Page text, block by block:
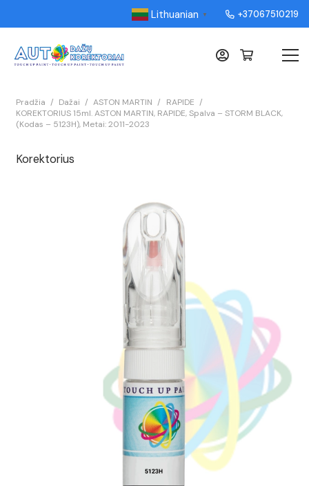
Lithuanian ▼ +37067510219
Pradžia / Dažai / ASTON MARTIN / RAPIDE /
KOREKTORIUS 15ml. ASTON MARTIN, RAPIDE, Spalva – STORM BLACK,
(Kodas – 5123H), Metai: 2011-2023
Korektorius